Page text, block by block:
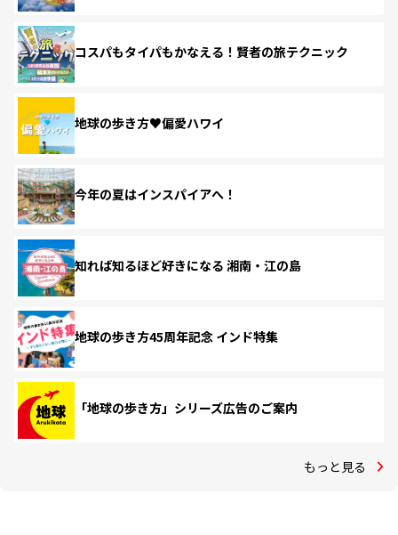
コスパもタイパもかなえる！賢者の旅テクニック
地球の歩き方♥偏愛ハワイ
今年の夏はインスパイアへ！
知れば知るほど好きになる 湘南・江の島
地球の歩き方45周年記念 インド特集
「地球の歩き方」シリーズ広告のご案内
もっと見る